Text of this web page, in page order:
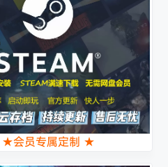
★会员专属定制 ★